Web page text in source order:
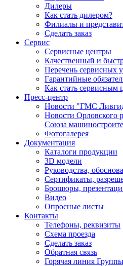
Дилеры
Как стать дилером?
Филиалы и
Сделать заказ
Сервис
Сервисные центры
Качественный и
Перечень сервисных
Гарантийные
Как стать сервисным
Пресс-центр
Новости "ГМС
Новости Орловского
Союза
Фотогалерея
Документация
Каталоги продукции
3D модели
Руководства,
Сертификаты,
Брошюры,
Видео
Опросные листы
Контакты
Телефоны, реквизиты
Схема проезда
Сделать заказ
Обратная связь
Горячая линия